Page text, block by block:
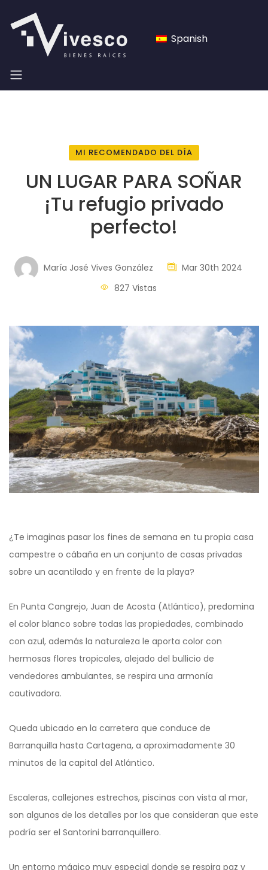
Spanish
MI RECOMENDADO DEL DÍA
UN LUGAR PARA SOÑAR
¡Tu refugio privado
perfecto!
María José Vives González
Mar 30th 2024
827 Vistas
¿Te imaginas pasar los fines de semana en tu propia casa
campestre o cábaña en un conjunto de casas privadas
sobre un acantilado y en frente de la playa?
En Punta Cangrejo, Juan de Acosta (Atlántico), predomina
el color blanco sobre todas las propiedades, combinado
con azul, además la naturaleza le aporta color con
hermosas flores tropicales, alejado del bullicio de
vendedores ambulantes, se respira una armonía
cautivadora.
Queda ubicado en la carretera que conduce de
Barranquilla hasta Cartagena, a aproximadamente 30
minutos de la capital del Atlántico.
Escaleras, callejones estrechos, piscinas con vista al mar,
son algunos de los detalles por los que consideran que este
podría ser el Santorini barranquillero.
Un entorno mágico muy especial donde se respira paz y